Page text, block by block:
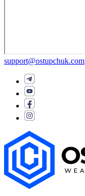
support@ostupchuk.com